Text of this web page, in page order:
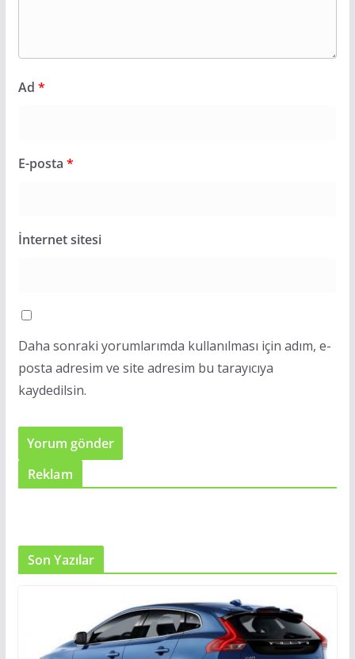
Ad *
E-posta *
İnternet sitesi
Daha sonraki yorumlarımda kullanılması için adım, e-
posta adresim ve site adresim bu tarayıcıya
kaydedilsin.
Reklam
Son Yazılar